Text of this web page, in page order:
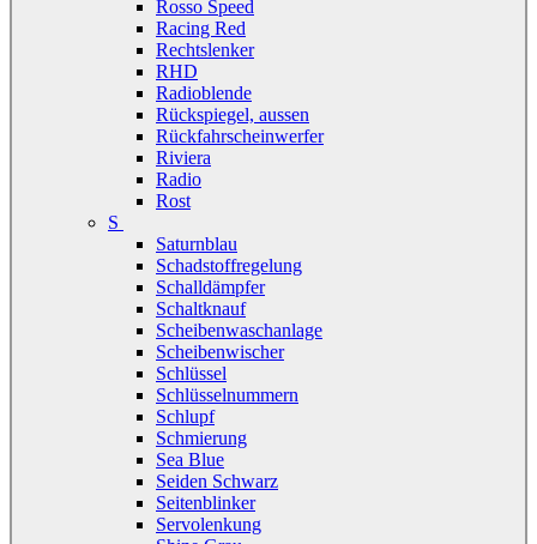
Rosso Speed
Racing Red
Rechtslenker
RHD
Radioblende
Rückspiegel, aussen
Rückfahrscheinwerfer
Riviera
Radio
Rost
S
Saturnblau
Schadstoffregelung
Schalldämpfer
Schaltknauf
Scheibenwaschanlage
Scheibenwischer
Schlüssel
Schlüsselnummern
Schlupf
Schmierung
Sea Blue
Seiden Schwarz
Seitenblinker
Servolenkung